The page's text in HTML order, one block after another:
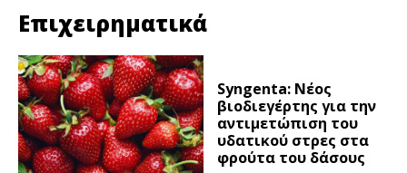
Επιχειρηματικά
Syngenta: Νέος
βιοδιεγέρτης για την
αντιμετώπιση του
υδατικού στρες στα
φρούτα του δάσους